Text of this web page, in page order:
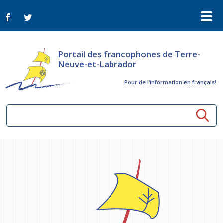
Portail des francophones de Terre-
Neuve-et-Labrador
Pour de l‘information en français!
Appels d'offres du secteur culturel
Plan de Développement Global
Bulletin Le FrancoTNL